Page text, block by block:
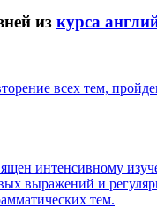
из курса
всех тем,
интенсивному
выражений и
тем.